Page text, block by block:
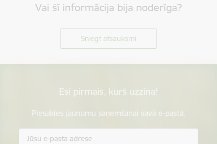
Vai šī informācija bija noderīga?
Sniegt atsauksmi
Esi pirmais, kurš uzzina!
Piesakies jaunumu saņemšanai savā e-pastā.